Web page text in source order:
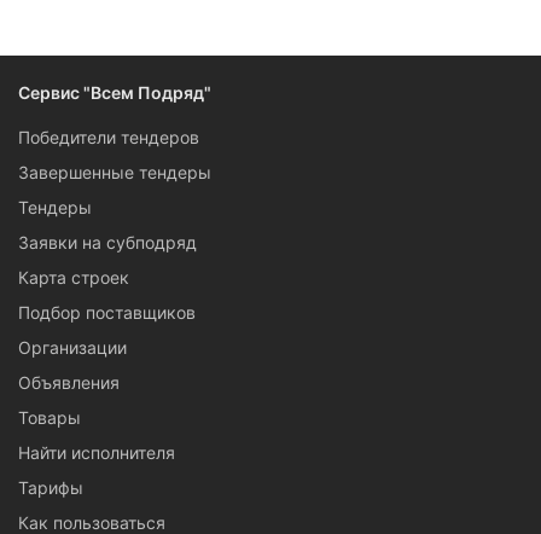
Сервис "Всем Подряд"
Победители тендеров
Завершенные тендеры
Тендеры
Заявки на субподряд
Карта строек
Подбор поставщиков
Организации
Объявления
Товары
Найти исполнителя
Тарифы
Как пользоваться